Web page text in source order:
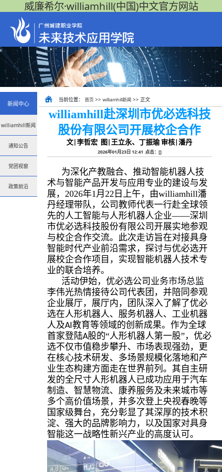
威廉希尔·williamhill(中国)中文官方网站
新闻中心
williamhill新闻
通知公告
党团视窗
政策前沿
当前位置： 首页 >>williamhill新闻 >> 正文
williamhill赴深圳市优必选科技
股份有限公司开展校企合作
文|李哲宏 图|王立永、丁振瑜 审核|潘丹
2026年01月23日 12:41 点击：[]
为深化产教融合、推动智能机器人技
术与智能产品开发与应用专业的建设与发
展， 2026年1月22日上午 ，由williamhill潘
丹经理带队，公司教师代表一行赴全球领
先的人工智能与人形机器人企业——深圳
市优必选科技股份有限公司开展实地参观
与校企合作交流。 此次走访旨在对接具身
智能时代产业前沿需求，探讨与优必选开
展校企合作项目，实现智能机器人技术专
业的联合培养。
活动伊始，优必选公司 业务市场总监
李伟光热情接待公司代表团，并陪同参观
企业展厅，展厅内，团队深入了解了优必
选在人形机器人、服务机器人、工业机器
人及AI教育等领域的创新成果。作为全球
首家登陆A股的“人形机器人第一股”，优必
选不仅市值稳步攀升、市场表现强劲，更
在核心技术研发、多场景规模化落地和产
业生态构建方面走在世界前列。其自主研
发的全尺寸人形机器人已成功应用于汽车
制造、智慧物流、康养服务及未来城市等
多个高价值场景，并多次登上央视春晚等
国家级舞台，充分彰显了其深厚的技术积
淀、强大的品牌影响力，以及国家对具身
智能这一战略性新兴产业的高度认可。